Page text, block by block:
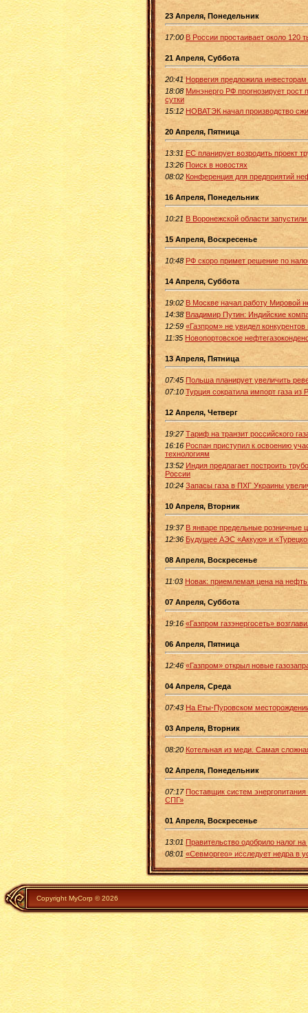
23 Апреля, Понедельник
17:00 В России простаивает около 120
21 Апреля, Суббота
20:41 Норвегия предложила
18:08 Минэнерго РФ прогнозирует
сутки
15:12 НОВАТЭК начал производство
20 Апреля, Пятница
13:31 ЕС планирует возродить проект
13:26 Поиск в новостях
08:02 Конференция для предприятий
16 Апреля, Понедельник
10:21 В Воронежской области
15 Апреля, Воскресенье
10:48 РФ скоро примет решение по
14 Апреля, Суббота
19:02 В Москве начал работу Мировой
14:38 Владимир Путин: Индийские
12:59 «Газпром» не увидел
11:35 Новопортовское
13 Апреля, Пятница
07:45 Польша планирует увеличить
07:10 Турция сократила импорт газа из
12 Апреля, Четверг
19:27 Тариф на транзит российского
16:16 Роспан приступил к освоению
технологиям
13:52 Индия предлагает построить
России
10:24 Запасы газа в ПХГ Украины
10 Апреля, Вторник
19:37 В январе предельные розничные
12:36 Будущее АЭС «Аккую» и
08 Апреля, Воскресенье
11:03 Новак: приемлемая цена на
07 Апреля, Суббота
19:16 «Газпром газэнергосеть»
06 Апреля, Пятница
12:46 «Газпром» открыл новые
04 Апреля, Среда
07:43 На Еты-Пуровском
03 Апреля, Вторник
08:20 Котельная из меди. Самая
02 Апреля, Понедельник
07:17 Поставщик систем
СПГ»
01 Апреля, Воскресенье
13:01 Правительство одобрило налог
08:01 «Севморгео» исследует недра в
Copyright MyCorp © 2026